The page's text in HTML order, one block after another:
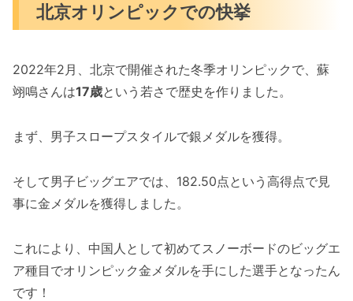
北京オリンピックでの快挙
2022年2月、北京で開催された冬季オリンピックで、蘇
翊鳴さんは17歳という若さで歴史を作りました。
まず、男子スロープスタイルで銀メダルを獲得。
そして男子ビッグエアでは、182.50点という高得点で見
事に金メダルを獲得しました。
これにより、中国人として初めてスノーボードのビッグエ
ア種目でオリンピック金メダルを手にした選手となったん
です！